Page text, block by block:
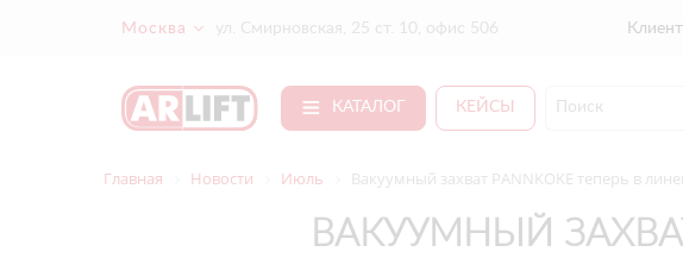
Москва ул. Смирновская, 25 ст. 10, офис 506
КАТАЛОГ КЕЙСЫ
Главная Новости Июль Вакуумный захват PANNKOKE теперь в
ВАКУУМНЫЙ